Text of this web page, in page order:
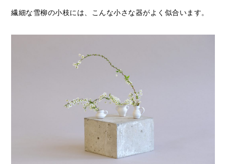
繊細な雪柳の小枝には、こんな小さな器がよく似合います。